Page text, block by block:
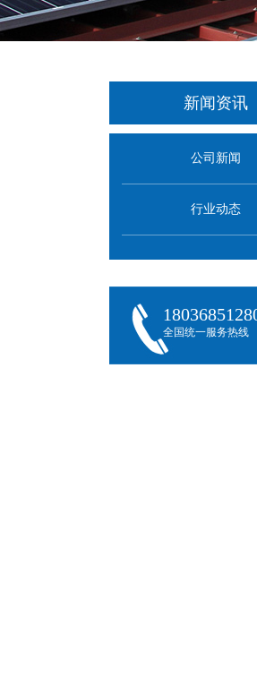
新闻资讯
公司新闻
行业动态
全国统一服务热线